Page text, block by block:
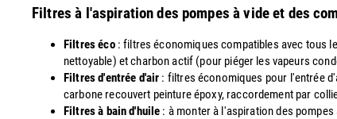
Filtres à l'aspiration des pompes à vide et des
Filtres éco: filtres économiques compatibles avec tous
nettoyable) et charbon actif (pour piéger les vapeurs
Filtres d'entrée d'air : filtres économiques pour l'entrée
carbone recouvert peinture époxy, raccordement par
Filtres à bain d'huile : à monter à l'aspiration des